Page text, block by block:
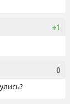
+1
0